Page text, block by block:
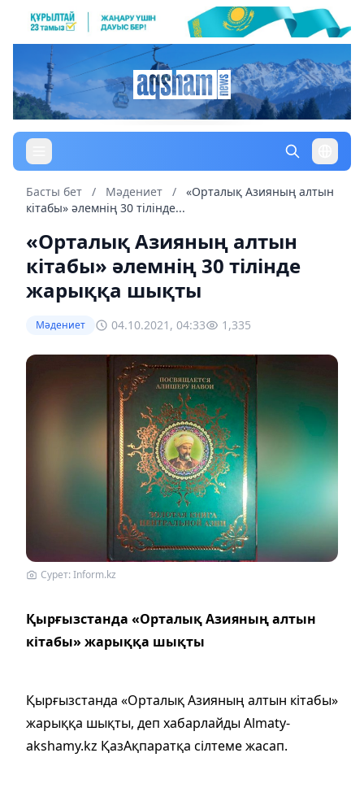
Басты бет / Мәдениет /
«Орталық Азияның алтын
кітабы» әлемнің 30 тілінде...
«Орталық Азияның алтын
кітабы» әлемнің 30 тілінде
жарыққа шықты
Мәдениет 04.10.2021, 04:33 1,335
Сурет: Inform.kz
Қырғызстанда «Орталық Азияның алтын
кітабы» жарыққа шықты
Қырғызстанда «Орталық Азияның алтын кітабы»
жарыққа шықты, деп хабарлайды Almaty-
akshamy.kz ҚазАқпаратқа сілтеме жасап.